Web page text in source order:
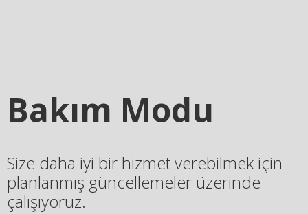
Bakım Modu
Size daha iyi bir hizmet verebilmek için
planlanmış güncellemeler üzerinde
çalışıyoruz.